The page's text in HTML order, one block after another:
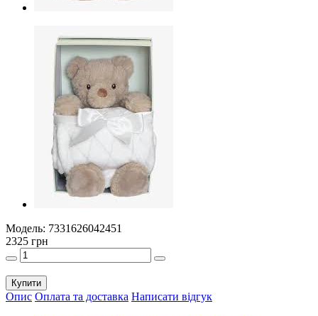
Модель: 7331626042451
2325 грн
Купити
Опис Оплата та доставка Написати відгук